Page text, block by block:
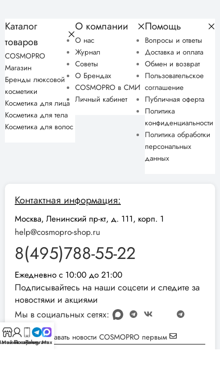
Каталог
товаров
COSMOPRO
Магазин
Бренды люксовой
косметики
Косметика для лица
Косметика для тела
Косметика для волос
О компании
О нас
Журнал
Советы
О Брендах
COSMOPRO в СМИ
Личный кабинет
Помощь
Вопросы и ответы
Доставка и оплата
Обмен и возврат
Пользовательское
соглашение
Публичная оферта
Политика
конфиденциальности
Политика обработки
персональных
данных
Контактная информация:
Москва, Ленинский пр-кт, д. 111, корп. 1
help@cosmopro-shop.ru
8(495)788-55-22
Ежедневно с 10:00 до 21:00
Подписывайтесь на наши соцсети и следите за
новостями и акциями
Мы в социальных сетях:
Узнавать новости COSMOPRO первым
Мой аккаунт
Позвонить
Telegram
Max